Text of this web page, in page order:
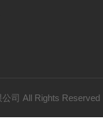
公司 All Rights